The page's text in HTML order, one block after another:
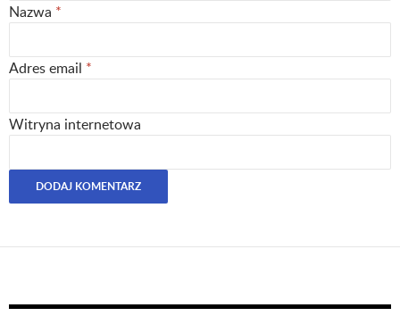
Nazwa *
Adres email *
Witryna internetowa